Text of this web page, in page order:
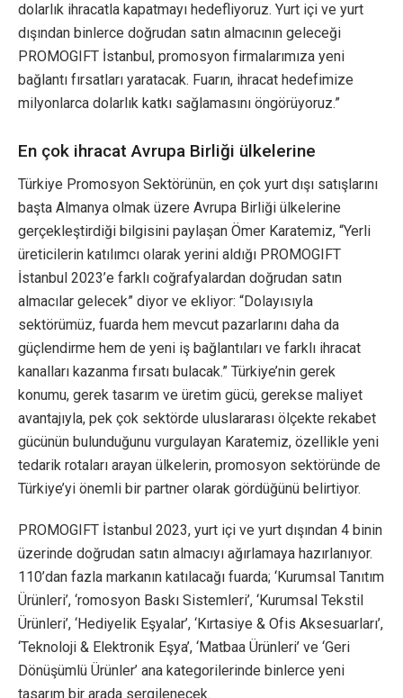
dolarlık ihracatla kapatmayı hedefliyoruz. Yurt içi ve yurt
dışından binlerce doğrudan satın almacının geleceği
PROMOGIFT İstanbul, promosyon firmalarımıza yeni
bağlantı fırsatları yaratacak. Fuarın, ihracat hedefimize
milyonlarca dolarlık katkı sağlamasını öngörüyoruz.”
En çok ihracat Avrupa Birliği ülkelerine
Türkiye Promosyon Sektörünün, en çok yurt dışı satışlarını
başta Almanya olmak üzere Avrupa Birliği ülkelerine
gerçekleştirdiği bilgisini paylaşan Ömer Karatemiz, “Yerli
üreticilerin katılımcı olarak yerini aldığı PROMOGIFT
İstanbul 2023’e farklı coğrafyalardan doğrudan satın
almacılar gelecek” diyor ve ekliyor: “Dolayısıyla
sektörümüz, fuarda hem mevcut pazarlarını daha da
güçlendirme hem de yeni iş bağlantıları ve farklı ihracat
kanalları kazanma fırsatı bulacak.” Türkiye’nin gerek
konumu, gerek tasarım ve üretim gücü, gerekse maliyet
avantajıyla, pek çok sektörde uluslararası ölçekte rekabet
gücünün bulunduğunu vurgulayan Karatemiz, özellikle yeni
tedarik rotaları arayan ülkelerin, promosyon sektöründe de
Türkiye’yi önemli bir partner olarak gördüğünü belirtiyor.
PROMOGIFT İstanbul 2023, yurt içi ve yurt dışından 4 binin
üzerinde doğrudan satın almacıyı ağırlamaya hazırlanıyor.
110’dan fazla markanın katılacağı fuarda; ‘Kurumsal Tanıtım
Ürünleri’, ‘romosyon Baskı Sistemleri’, ‘Kurumsal Tekstil
Ürünleri’, ‘Hediyelik Eşyalar’, ‘Kırtasiye & Ofis Aksesuarları’,
‘Teknoloji & Elektronik Eşya’, ‘Matbaa Ürünleri’ ve ‘Geri
Dönüşümlü Ürünler’ ana kategorilerinde binlerce yeni
tasarım bir arada sergilenecek.